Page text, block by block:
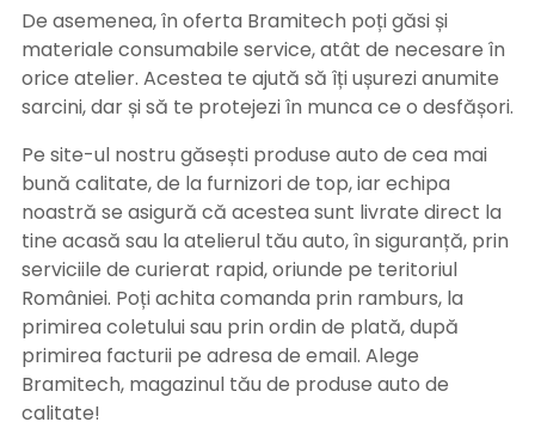
De asemenea, în oferta Bramitech poți găsi și
materiale consumabile service, atât de necesare în
orice atelier. Acestea te ajută să îți ușurezi anumite
sarcini, dar și să te protejezi în munca ce o desfășori.
Pe site-ul nostru găsești produse auto de cea mai
bună calitate, de la furnizori de top, iar echipa
noastră se asigură că acestea sunt livrate direct la
tine acasă sau la atelierul tău auto, în siguranță, prin
serviciile de curierat rapid, oriunde pe teritoriul
României. Poți achita comanda prin ramburs, la
primirea coletului sau prin ordin de plată, după
primirea facturii pe adresa de email. Alege
Bramitech, magazinul tău de produse auto de
calitate!